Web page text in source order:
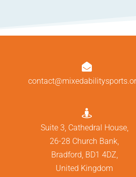


Suite 3, Cathedral House,
26-28 Church Bank,
Bradford, BD1 4DZ,
United Kingdom